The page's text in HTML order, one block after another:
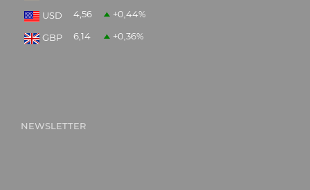
USD 4,56 +0,44%
GBP 6,14 +0,36%
NEWSLETTER